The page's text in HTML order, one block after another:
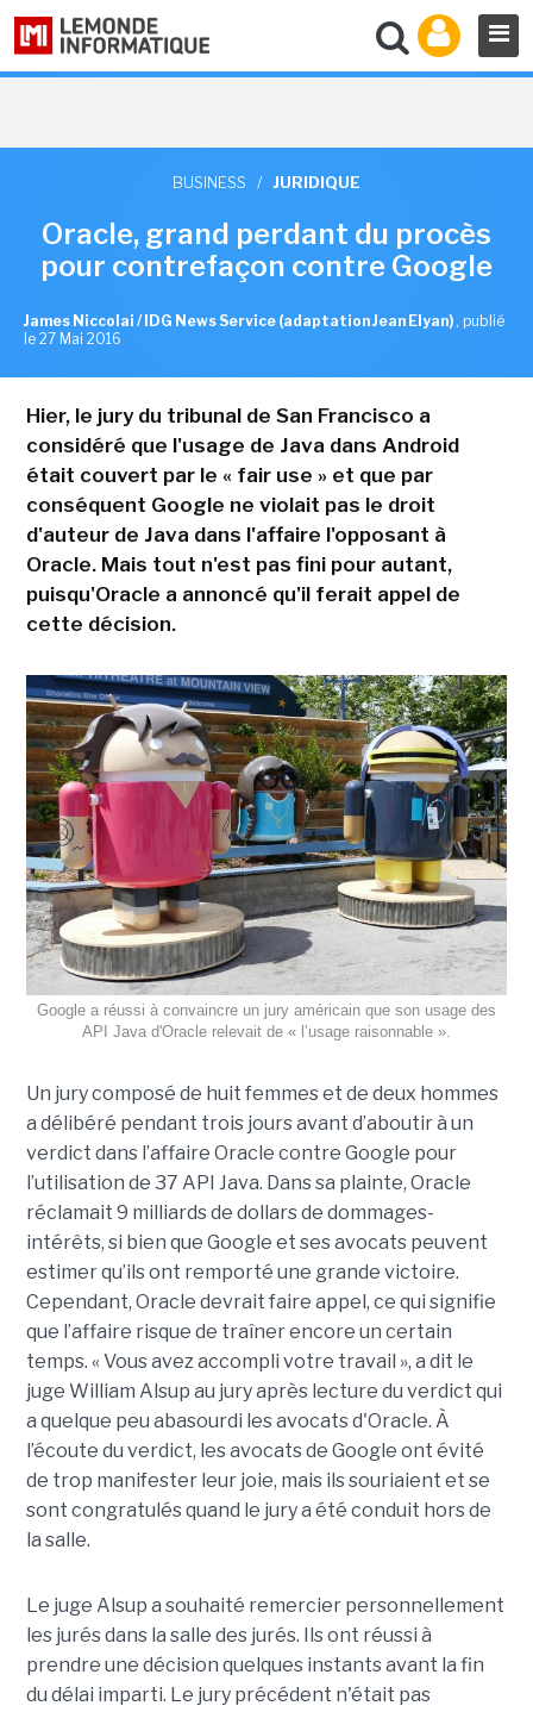
BUSINESS / JURIDIQUE
Oracle, grand perdant du procès
pour contrefaçon contre Google
James Niccolai / IDG News Service (adaptation Jean Elyan) , publié
le 27 Mai 2016
Hier, le jury du tribunal de San Francisco a
considéré que l'usage de Java dans Android
était couvert par le « fair use » et que par
conséquent Google ne violait pas le droit
d'auteur de Java dans l'affaire l'opposant à
Oracle. Mais tout n'est pas fini pour autant,
puisqu'Oracle a annoncé qu'il ferait appel de
cette décision.
Google a réussi à convaincre un jury américain que son usage des
API Java d'Oracle relevait de « l’usage raisonnable ».
Un jury composé de huit femmes et de deux hommes
a délibéré pendant trois jours avant d’aboutir à un
verdict dans l’affaire Oracle contre Google pour
l’utilisation de 37 API Java. Dans sa plainte, Oracle
réclamait 9 milliards de dollars de dommages-
intérêts, si bien que Google et ses avocats peuvent
estimer qu’ils ont remporté une grande victoire.
Cependant, Oracle devrait faire appel, ce qui signifie
que l’affaire risque de traîner encore un certain
temps. « Vous avez accompli votre travail », a dit le
juge William Alsup au jury après lecture du verdict qui
a quelque peu abasourdi les avocats d'Oracle. À
l’écoute du verdict, les avocats de Google ont évité
de trop manifester leur joie, mais ils souriaient et se
sont congratulés quand le jury a été conduit hors de
la salle.
Le juge Alsup a souhaité remercier personnellement
les jurés dans la salle des jurés. Ils ont réussi à
prendre une décision quelques instants avant la fin
du délai imparti. Le jury précédent n'était pas